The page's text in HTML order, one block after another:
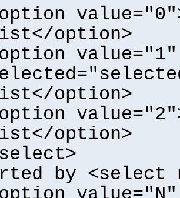
option>
value="1"
option>
option>
by <select